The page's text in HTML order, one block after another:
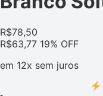
R$78,50
R$63,77 19% OFF
em 12x sem juros